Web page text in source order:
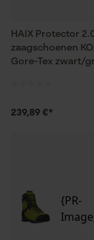
HAIX Protector
zaagschoenen
Gore-Tex zwart/
239,89 €*
{PR-